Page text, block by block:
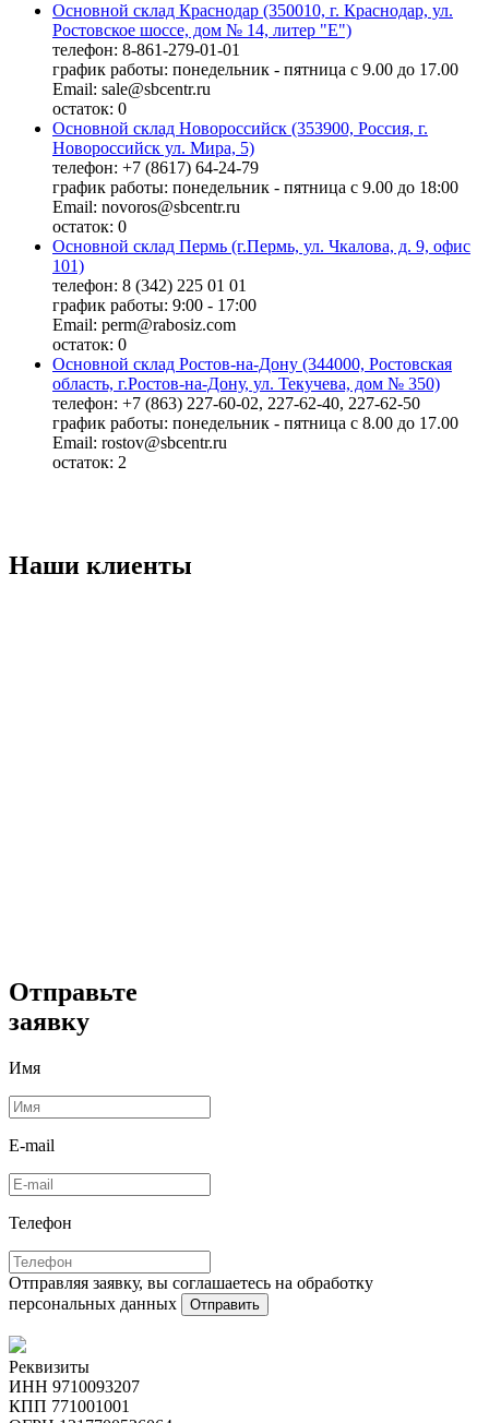
Основной склад Краснодар (350010, г. Краснодар, ул.
Ростовское шоссе, дом № 14, литер "Е")
телефон: 8-861-279-01-01
график работы: понедельник - пятница с 9.00 до 17.00
Email: sale@sbcentr.ru
остаток: 0
Основной склад Новороссийск (353900, Россия, г.
Новороссийск ул. Мира, 5)
телефон: +7 (8617) 64-24-79
график работы: понедельник - пятница с 9.00 до 18:00
Email: novoros@sbcentr.ru
остаток: 0
Основной склад Пермь (г.Пермь, ул. Чкалова, д. 9, офис
101)
телефон: 8 (342) 225 01 01
график работы: 9:00 - 17:00
Email: perm@rabosiz.com
остаток: 0
Основной склад Ростов-на-Дону (344000, Ростовская
область, г.Ростов-на-Дону, ул. Текучева, дом № 350)
телефон: +7 (863) 227-60-02, 227-62-40, 227-62-50
график работы: понедельник - пятница с 8.00 до 17.00
Email: rostov@sbcentr.ru
остаток: 2
Наши клиенты
Отправьте
заявку
Имя
E-mail
Телефон
Отправляя заявку, вы соглашаетесь на обработку
персональных данных
Отправить
Реквизиты
ИНН 9710093207
КПП 771001001